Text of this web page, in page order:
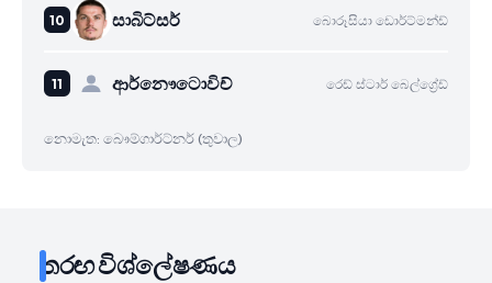
සාබිට්සර් බොරූසියා ඩොර්ට්මන්ඩ්
ආර්නෞටොවිච් රෙඩ් ස්ටාර් බෙල්ග්‍රේඩ්
නොමැත: බෞම්ගාර්ට්නර් (තුවාල)
තරඟ විශ්ලේෂණය